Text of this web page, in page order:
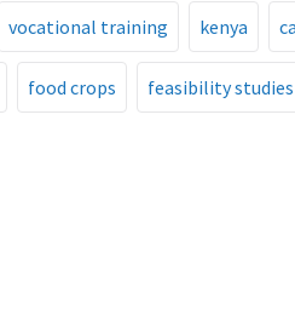
vocational training kenya
food crops feasibility studies